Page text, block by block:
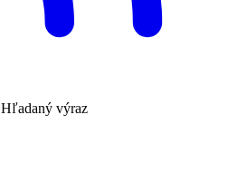
Hľadaný výraz